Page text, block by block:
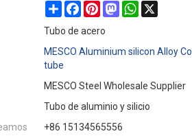
ShareFacebookPinterestMastodonWhatsApp
Tubo de acero
MESCO Aluminium silicon Alloy
tube
MESCO Steel Wholesale Supplier
Tubo de aluminio y silicio
+86 15134565556